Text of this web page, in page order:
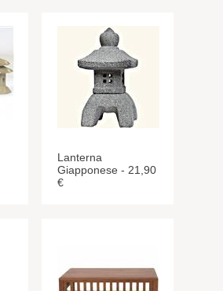
Lanterna
Giapponese - 21,90
€